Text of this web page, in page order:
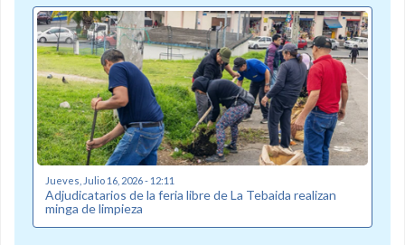
Jueves, Julio 16, 2026 - 12:11
Adjudicatarios de la feria libre de La Tebaida realizan
minga de limpieza